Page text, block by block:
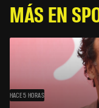
MÁS EN
HACE 5 HORAS